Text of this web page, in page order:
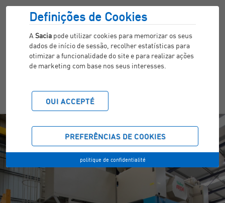
Definições de Cookies
A Sacia pode utilizar cookies para memorizar os seus
dados de início de sessão, recolher estatísticas para
otimizar a funcionalidade do site e para realizar ações
de marketing com base nos seus interesses.
OUI ACCEPTÉ
PREFERÊNCIAS DE COOKIES
politique de confidentialité